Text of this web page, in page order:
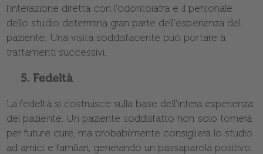
l'interazione diretta con l'odontoiatra e il personale
dello studio determina gran parte dell'esperienza del
paziente. Una visita soddisfacente può portare a
trattamenti successivi.
5. Fedeltà
La fedeltà si costruisce sulla base dell'intera esperienza
del paziente. Un paziente soddisfatto non solo tornerà
per future cure, ma probabilmente consiglierà lo studio
ad amici e familiari, generando un passaparola positivo.